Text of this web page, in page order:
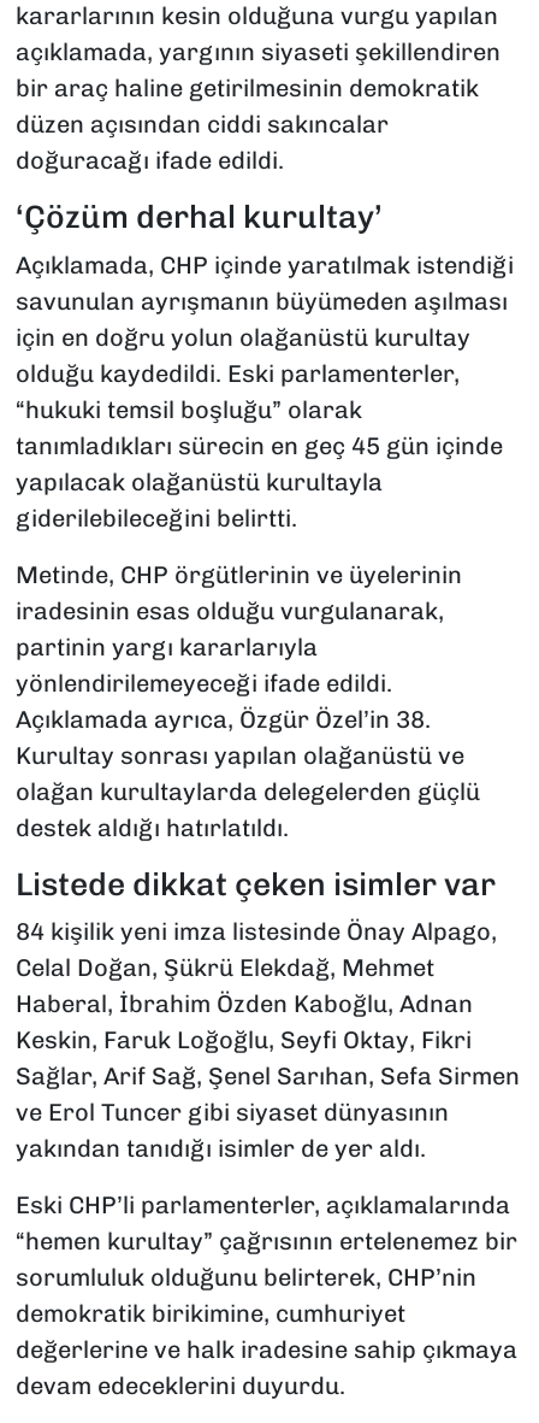
kararlarının kesin olduğuna vurgu yapılan
açıklamada, yargının siyaseti şekillendiren
bir araç haline getirilmesinin demokratik
düzen açısından ciddi sakıncalar
doğuracağı ifade edildi.
‘Çözüm derhal kurultay’
Açıklamada, CHP içinde yaratılmak istendiği
savunulan ayrışmanın büyümeden aşılması
için en doğru yolun olağanüstü kurultay
olduğu kaydedildi. Eski parlamenterler,
“hukuki temsil boşluğu” olarak
tanımladıkları sürecin en geç 45 gün içinde
yapılacak olağanüstü kurultayla
giderilebileceğini belirtti.
Metinde, CHP örgütlerinin ve üyelerinin
iradesinin esas olduğu vurgulanarak,
partinin yargı kararlarıyla
yönlendirilemeyeceği ifade edildi.
Açıklamada ayrıca, Özgür Özel’in 38.
Kurultay sonrası yapılan olağanüstü ve
olağan kurultaylarda delegelerden güçlü
destek aldığı hatırlatıldı.
Listede dikkat çeken isimler var
84 kişilik yeni imza listesinde Önay Alpago,
Celal Doğan, Şükrü Elekdağ, Mehmet
Haberal, İbrahim Özden Kaboğlu, Adnan
Keskin, Faruk Loğoğlu, Seyfi Oktay, Fikri
Sağlar, Arif Sağ, Şenel Sarıhan, Sefa Sirmen
ve Erol Tuncer gibi siyaset dünyasının
yakından tanıdığı isimler de yer aldı.
Eski CHP’li parlamenterler, açıklamalarında
“hemen kurultay” çağrısının ertelenemez bir
sorumluluk olduğunu belirterek, CHP’nin
demokratik birikimine, cumhuriyet
değerlerine ve halk iradesine sahip çıkmaya
devam edeceklerini duyurdu.